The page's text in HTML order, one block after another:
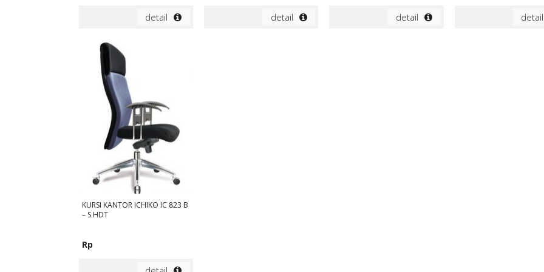
detail detail detail detail
KURSI KANTOR ICHIKO IC 823 B
– S HDT
Rp